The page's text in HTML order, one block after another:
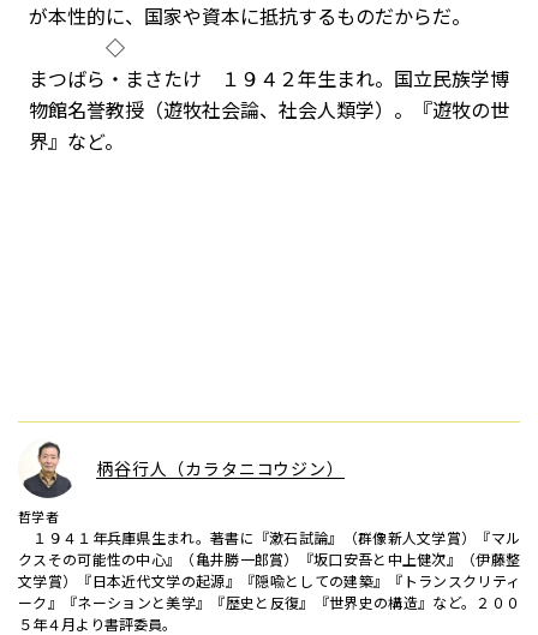
が本性的に、国家や資本に抵抗するものだからだ。
◇
まつばら・まさたけ １９４２年生まれ。国立民族学博
物館名誉教授（遊牧社会論、社会人類学）。『遊牧の世
界』など。
柄谷行人（カラタニコウジン）
哲学者
１９４１年兵庫県生まれ。著書に『漱石試論』（群像新人文学賞）『マル
クスその可能性の中心』（亀井勝一郎賞）『坂口安吾と中上健次』（伊藤整
文学賞）『日本近代文学の起源』『隠喩としての建築』『トランスクリティ
ーク』『ネーションと美学』『歴史と反復』『世界史の構造』など。２００
５年４月より書評委員。